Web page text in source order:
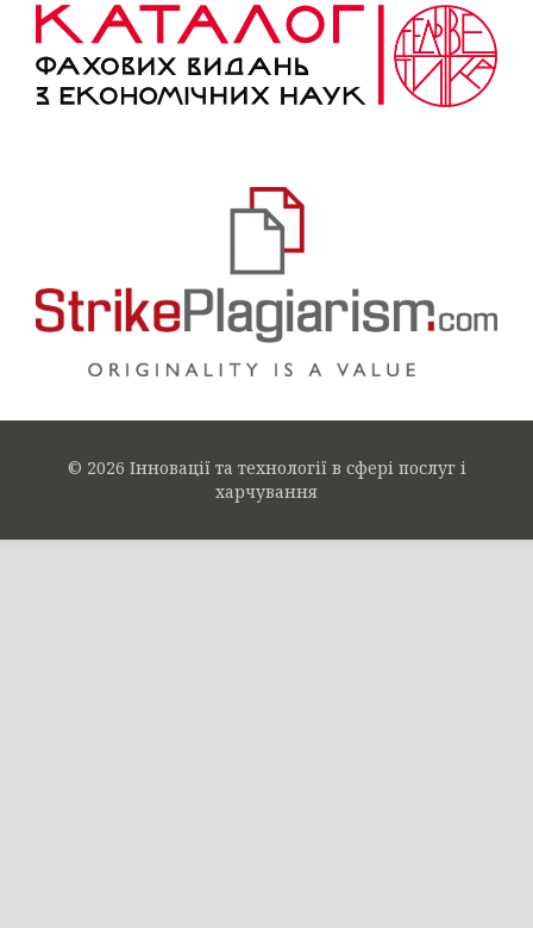
© 2026 Інновації та технології в сфері послуг і
харчування